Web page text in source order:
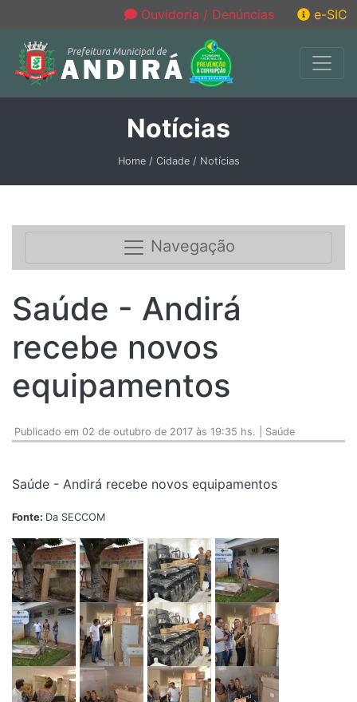
Ouvidoria / Denúncias e-SIC
Notícias
Home / Cidade / Notícias
Navegação
Saúde - Andirá
recebe novos
equipamentos
Publicado em 02 de outubro de 2017 às 19:35 hs. | Saúde
Saúde - Andirá recebe novos equipamentos
Fonte: Da SECCOM